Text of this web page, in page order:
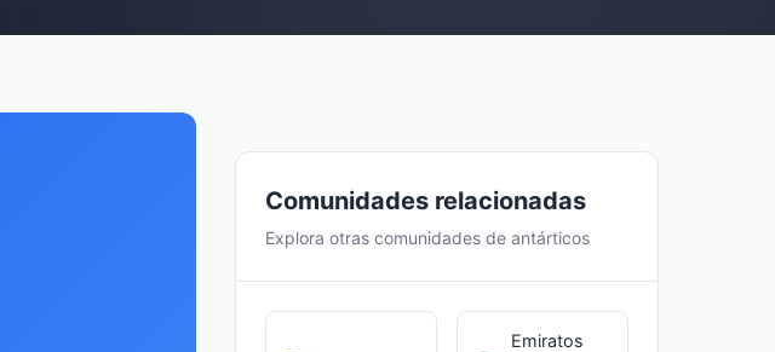
Comunidades relacionadas
Explora otras comunidades de antárticos
Emiratos